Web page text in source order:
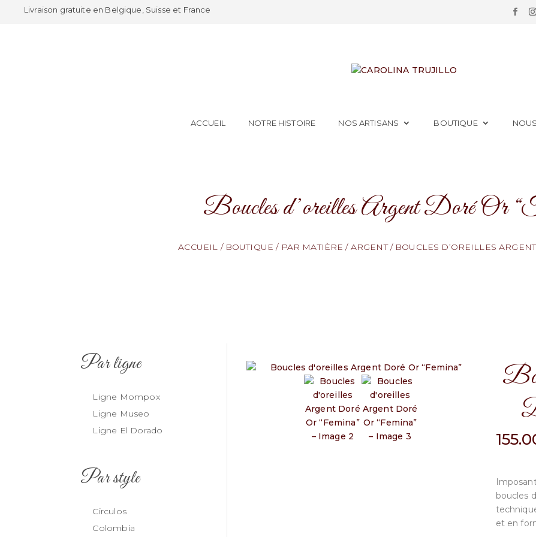
Livraison gratuite en Belgique, Suisse et France
ACCUEIL NOTRE HISTOIRE NOS ARTISANS BOUTIQUE
Boucles d’oreilles Argent Doré Or
ACCUEIL / BOUTIQUE / PAR MATIÈRE / ARGENT/ BOUCLES D’OREILLES
Par ligne
Ligne Mompox
Ligne Museo
Ligne El Dorado
Par style
Circulos
Colombia
boucles
et en